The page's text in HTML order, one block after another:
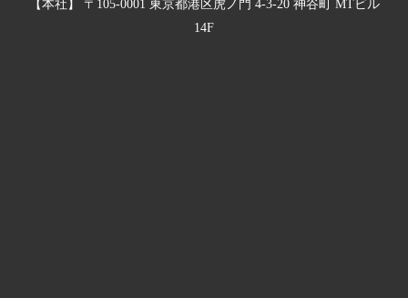
【本社】 〒105-0001 東京都港区虎ノ門 4-3-20 神谷町 MTビル
14F